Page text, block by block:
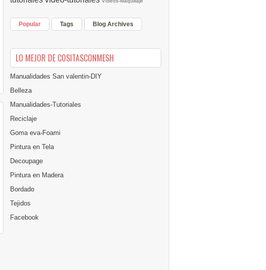
Popular Tags Blog Archives
LO MEJOR DE COSITASCONMESH
Manualidades San valentin-DIY
Belleza
Manualidades-Tutoriales
Reciclaje
Goma eva-Foami
Pintura en Tela
Decoupage
Pintura en Madera
Bordado
Tejidos
Facebook